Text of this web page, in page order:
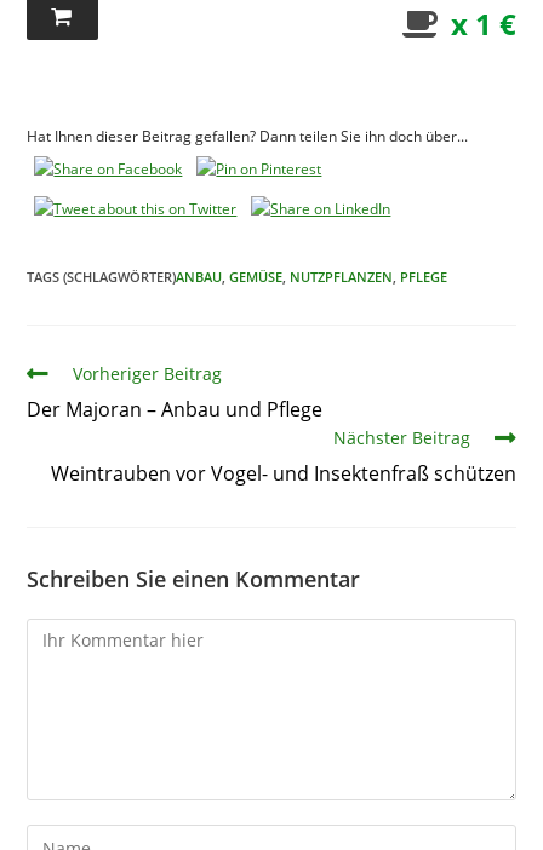
x 1 €
Hat Ihnen dieser Beitrag gefallen? Dann teilen Sie ihn doch über...
TAGS (SCHLAGWÖRTER)ANBAU GEMÜSE NUTZPFLANZEN PFLEGE
ArtikelVorheriger Beitrag
Der Majoran – Anbau und Pflege
Nächster Beitrag
Weintrauben vor Vogel- und Insektenfraß schützen
Schreiben Sie einen Kommentar
Kommentare
Gib